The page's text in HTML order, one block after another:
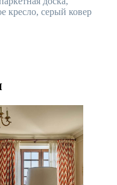
кресло, серый ковер